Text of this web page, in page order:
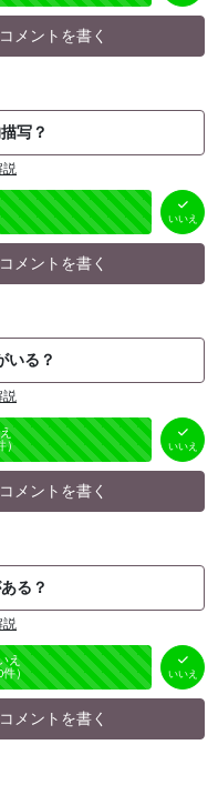
コメントを書く
写？
説
いいえ
コメントを書く
いる？
説
） いいえ
コメントを書く
る？
説
え
件） いいえ
コメントを書く